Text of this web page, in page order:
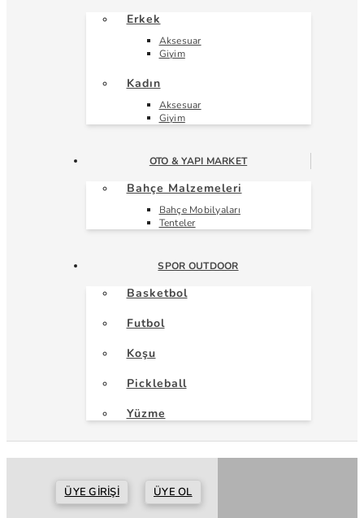
Erkek
Aksesuar
Giyim
Kadın
Aksesuar
Giyim
OTO & YAPI MARKET
Bahçe Malzemeleri
Bahçe Mobilyaları
Tenteler
SPOR OUTDOOR
Basketbol
Futbol
Koşu
Pickleball
Yüzme
ÜYE GIRIŞI ÜYE OL